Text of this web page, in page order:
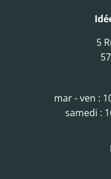
5
mar - ven :
samedi :